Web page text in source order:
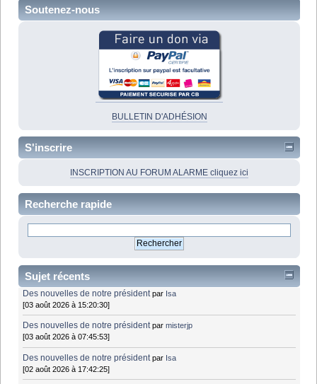
Soutenez-nous
BULLETIN D'ADHÉSION
S'inscrire
INSCRIPTION AU FORUM ALARME cliquez ici
Recherche rapide
Sujet récents
Des nouvelles de notre président par Isa
[03 août 2026 à 15:20:30]
Des nouvelles de notre président parmisterjp
[03 août 2026 à 07:45:53]
Des nouvelles de notre président par Isa
[02 août 2026 à 17:42:25]